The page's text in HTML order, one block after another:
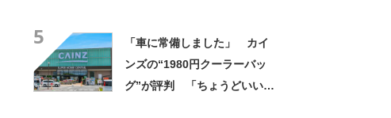
5
「車に常備しました」 カイ
ンズの“1980円クーラーバッ
グ”が評判 「ちょうどいい大